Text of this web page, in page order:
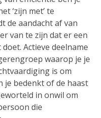
‘zijn met’ te
de aandacht af van
van te zijn dat er een
Actieve deelname
waarop je je
is om
je bedenkt of de haast
in onwil om
die